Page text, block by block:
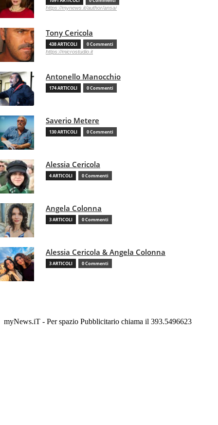
https://mynews.it/author/ansa/
Tony Cericola
438 ARTICOLI 0 Commenti
https://microstudio.it
Antonello Manocchio
174 ARTICOLI 0 Commenti
Saverio Metere
130 ARTICOLI 0 Commenti
Alessia Cericola
4 ARTICOLI 0 Commenti
Angela Colonna
3 ARTICOLI 0 Commenti
Alessia Cericola & Angela Colonna
3 ARTICOLI 0 Commenti
myNews.iT - Per spazio Pubblicitario chiama il 393.5496623